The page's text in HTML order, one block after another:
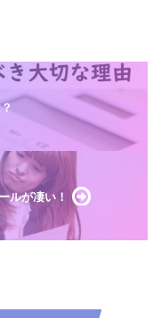
ルが凄い！